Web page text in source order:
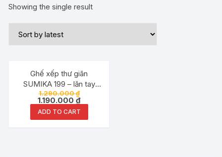
Showing the single result
Đang ưu đãi!
Ghế xếp thư giãn
SUMIKA 199 – lăn tay
massage, khung vuông
cao cấp
1.290.000₫
1.190.000₫
ADD TO CART